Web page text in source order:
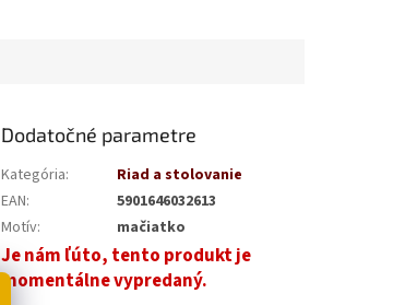
Dodatočné parametre
Kategória:
Riad a stolovanie
EAN:
5901646032613
Motív: mačiatko
Je nám ľúto, tento produkt je
momentálne vypredaný.